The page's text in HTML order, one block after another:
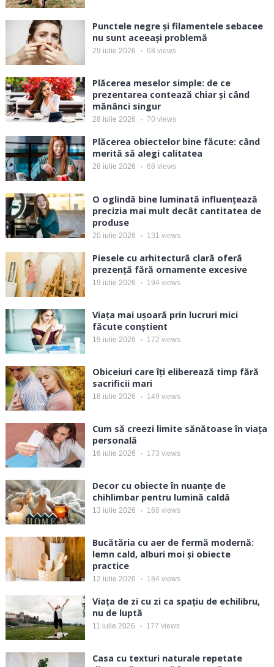
Punctele negre și filamentele sebacee
nu sunt aceeași problemă
29 iulie 2026 68 views
Plăcerea meselor simple: de ce
prezentarea contează chiar și când
mănânci singur
28 iulie 2026 70 views
Plăcerea obiectelor bine făcute: când
merită să alegi calitatea
28 iulie 2026 68 views
O oglindă bine luminată influențează
precizia mai mult decât cantitatea de
produse
20 iulie 2026 131 views
Piesele cu arhitectură clară oferă
prezență fără ornamente excesive
19 iulie 2026 194 views
Viața mai ușoară prin lucruri mici
făcute conștient
19 iulie 2026 172 views
Obiceiuri care îți eliberează timp fără
sacrificii mari
18 iulie 2026 149 views
Cum să creezi limite sănătoase în viața
personală
16 iulie 2026 173 views
Decor cu obiecte în nuanțe de
chihlimbar pentru lumină caldă
13 iulie 2026 168 views
Bucătăria cu aer de fermă modernă:
lemn cald, alburi moi și obiecte
practice
12 iulie 2026 184 views
Viața de zi cu zi ca spațiu de echilibru,
nu de luptă
11 iulie 2026 177 views
Casa cu texturi naturale repetate